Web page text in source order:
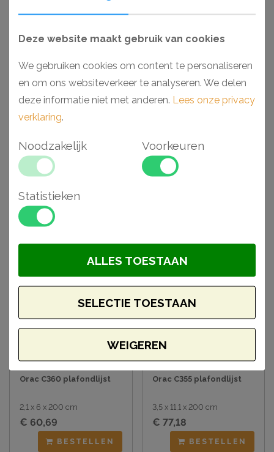
Waarom kiezen voor een Luxxus Purotouch®
Gerelateerde
artikelen
Orac C360 plafondlijst
2,1 x 6 x 200 cm
€ 60,69
BESTELLEN
Orac C355 plafondlijst
3,5 x 11,1 x 200 cm
€ 77,18
BESTELLEN
Deze website maakt gebruik van cookies
We gebruiken cookies om content te personaliseren
en om ons websiteverkeer te analyseren. We delen
deze informatie niet met anderen. Lees onze privacy
verklaring.
Noodzakelijk Voorkeuren
Statistieken
WEIGEREN
SELECTIE TOESTAAN
ALLES TOESTAAN